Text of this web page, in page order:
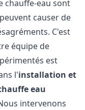
chauffe-eau sont
causer de
C'est
équipe de
est
l'installation et
eau
intervenons